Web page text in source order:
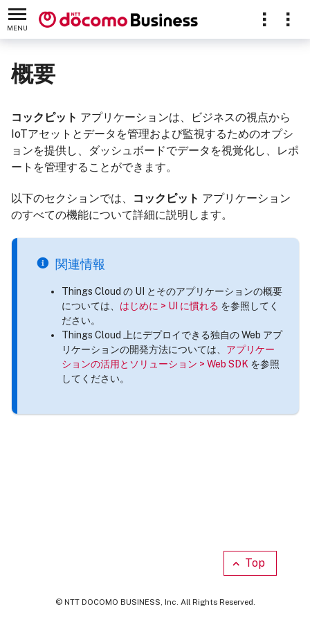
MENU
Top
概要
コックピット アプリケーションは、ビジネスの視点から
IoTアセットとデータを管理および監視するためのオプシ
ョンを提供し、ダッシュボードでデータを視覚化し、レポ
ートを管理することができます。
以下のセクションでは、 コックピット アプリケーション
のすべての機能について詳細に説明します。
関連情報
Things Cloud の UI とそのアプリケーションの概要
については、 はじめに > UI に慣れる を参照してく
ださい。
Things Cloud 上にデプロイできる独自の Web アプ
リケーションの開発方法については、 アプリケー
ションの活用とソリューション > Web SDK を参照
してください。
© NTT DOCOMO BUSINESS, Inc. All Rights Reserved.